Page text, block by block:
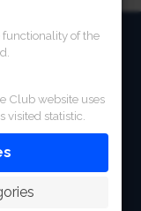
functionality of the
Club website uses
visited statistic.